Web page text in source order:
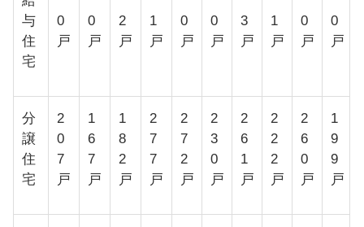
与
住
宅
0
戸
0
戸
2
戸
1
戸
0
戸
0
戸
3
戸
1
戸
0
戸
0
戸
分
譲
住
宅
2
0
7
戸
1
6
7
戸
1
8
2
戸
2
7
7
戸
2
7
2
戸
2
3
0
戸
2
6
1
戸
2
2
2
戸
2
6
0
戸
1
9
9
戸